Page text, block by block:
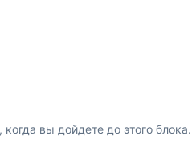
когда вы дойдете до этого блока.